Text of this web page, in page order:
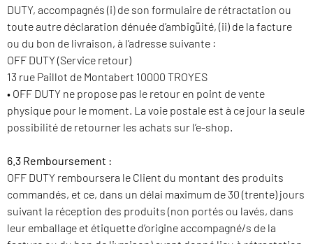
DUTY, accompagnés (i) de son formulaire de rétractation ou
toute autre déclaration dénuée d’ambigüité, (ii) de la facture
ou du bon de livraison, à l’adresse suivante :
OFF DUTY (Service retour)
13 rue Paillot de Montabert 10000 TROYES
• OFF DUTY ne propose pas le retour en point de vente
physique pour le moment. La voie postale est à ce jour la seule
possibilité de retourner les achats sur l’e-shop.
6.3 Remboursement :
OFF DUTY remboursera le Client du montant des produits
commandés, et ce, dans un délai maximum de 30 (trente) jours
suivant la réception des produits (non portés ou lavés, dans
leur emballage et étiquette d’origine accompagné/s de la